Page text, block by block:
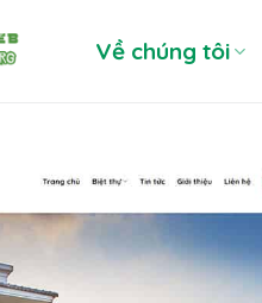
Về chúng tôi